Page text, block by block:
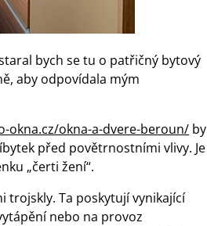
bych se tu o patřičný bytový
aby odpovídala mým
okna.cz/okna-a-dvere-beroun/ by
před povětrnostními vlivy. Je
„čerti žení“.
trojskly. Ta poskytují vynikající
nebo na provoz